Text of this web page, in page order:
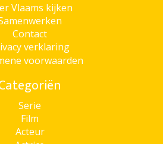
Vlaams kijken
Contact
verklaring
voorwaarden
Serie
Film
Acteur